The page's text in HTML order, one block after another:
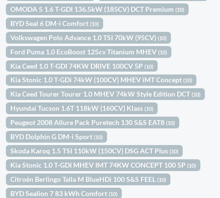
OMODA 5 1.6 T-GDI 136.5kW (185CV) DCT Premium(10)
BYD Seal 6 DM-i Comfort(10)
Volkswagen Polo Advance 1.0 TSI 70kW (95CV)(10)
Ford Puma 1.0 EcoBoost 125cv Titanium MHEV(10)
Kia Ceed 1.0 T-GDI 74KW DRIVE 100CV 5P(10)
Kia Stonic 1.0 T-GDi 74kW (100CV) MHEV iMT Concept(10)
Kia Ceed Tourer Tourer 1.0 MHEV 74kW Style Edition DCT(10)
Hyundai Tucson 1.6T 118kW (160CV) Klass(10)
Peugeot 2008 Allure Pack Puretech 130 S&S EAT8(10)
BYD Dolphin G DM-i Sport(10)
Skoda Karoq 1.5 TSI 110kW (150CV) DSG ACT Plus(10)
Kia Stonic 1.0 T-GDI MHEV IMT 74KW CONCEPT 100 5P(10)
Citroën Berlingo Talla M BlueHDi 100 S&S FEEL(10)
BYD Sealion 7 83 kWh Comfort(10)